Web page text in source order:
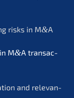
risks in M&A
M&A transac­
and relevan­